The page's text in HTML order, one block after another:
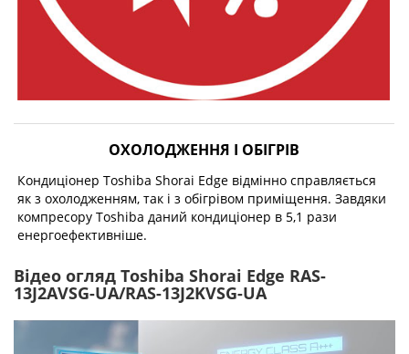
ОХОЛОДЖЕННЯ І ОБІГРІВ
Кондиціонер Toshiba Shorai Edge відмінно справляється
як з охолодженням, так і з обігрівом приміщення. Завдяки
компресору Toshiba даний кондиціонер в 5,1 рази
енергоефективніше.
Відео огляд Toshiba Shorai Edge RAS-
13J2AVSG-UA/RAS-13J2KVSG-UA